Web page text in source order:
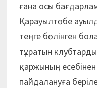
ғана осы
Қарауылтөбе
теңге бөлінген
тұратын
қаржының есебінен
пайдалануға